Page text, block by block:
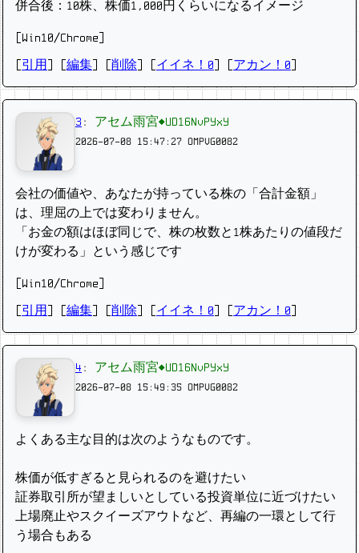
併合後：10株、株価1,000円くらいになるイメージ
[Win10/Chrome]
引用 編集 削除 イイネ！0 アカン！0
3 : アセム雨宮◆UD16NvPYxY
2026-07-08 15:47:27 OMPVG0082
会社の価値や、あなたが持っている株の「合計金額」
は、理屈の上では変わりません。
「お金の額はほぼ同じで、株の枚数と1株あたりの値段だ
けが変わる」という感じです
[Win10/Chrome]
引用 編集 削除 イイネ！0 アカン！0
4 : アセム雨宮◆UD16NvPYxY
2026-07-08 15:49:35 OMPVG0082
よくある主な目的は次のようなものです。
株価が低すぎると見られるのを避けたい
証券取引所が望ましいとしている投資単位に近づけたい
上場廃止やスクイーズアウトなど、再編の一環として行
う場合もある